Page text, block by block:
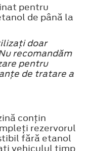
pentru
de până la
doar
recomandăm
pentru
de tratare a
conţin
rezervorul
fără etanol
vehiculul timp